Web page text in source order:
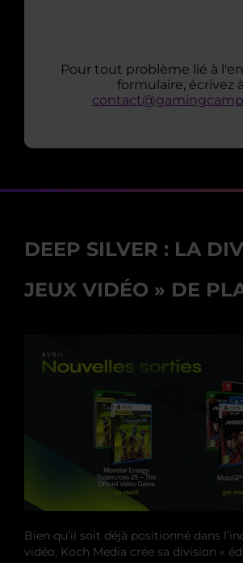
Pour tout problème lié à
formulaire, écrivez à
DEEP SILVER : LA
JEUX VIDÉO » DE
Bien qu’il soit déjà positionné dans
vidéo, Koch Media crée sa division «